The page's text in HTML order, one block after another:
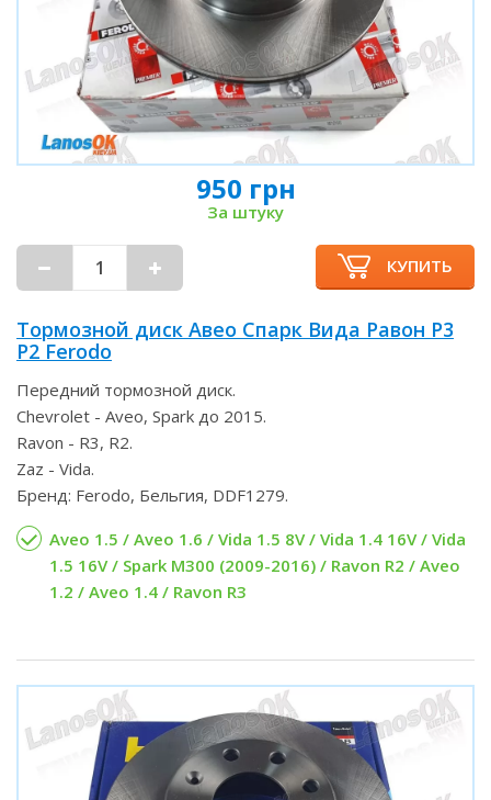
950 грн
За штуку
КУПИТЬ
Тормозной диск Авео Спарк Вида Равон Р3
Р2 Ferodo
Передний тормозной диск.
Chevrolet - Aveo, Spark до 2015.
Ravon - R3, R2.
Zaz - Vida.
Бренд: Ferodo, Бельгия, DDF1279.
Aveo 1.5 / Aveo 1.6 / Vida 1.5 8V / Vida 1.4 16V / Vida
1.5 16V / Spark M300 (2009-2016) / Ravon R2 / Aveo
1.2 / Aveo 1.4 / Ravon R3